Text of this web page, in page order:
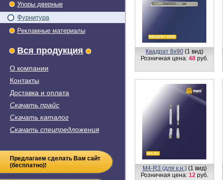
Упоры дверные
Фурнитура
Рекламные материалы
Вся продукция
О компании
Контакты
Доставка и оплата
Скачать прайс
Скачать каталог
Скачать спецпредложения
Предлагаем сделать Вам сайт
(бесплатно)!
Квадрат 8х90 (1 вид)
Розничная цена: 48 руб.
М4-R3 (для к.н.)(1 вид)
Розничная цена: 12 руб.